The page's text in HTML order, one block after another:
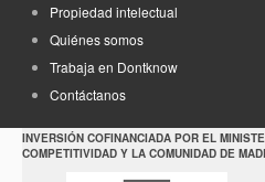
Propiedad intelectual
Quiénes somos
Trabaja en Dontknow
Contáctanos
INVERSIÓN COFINANCIADA POR EL
COMPETITIVIDAD Y LA COMUNIDAD DE